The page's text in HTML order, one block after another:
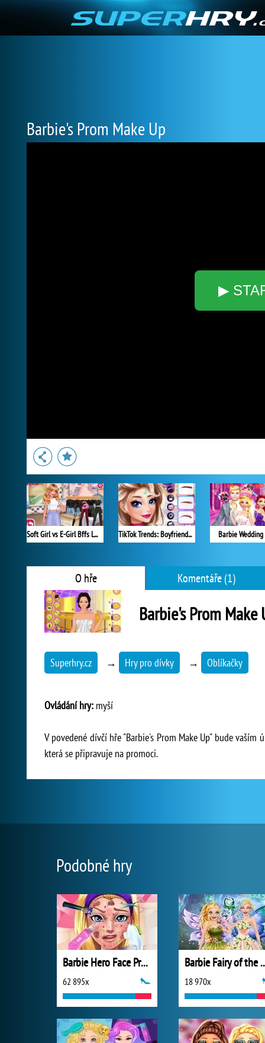
Barbie's Prom Make Up
▶
Soft Girl vs E-Girl Bffs Looks TikTok Trends: Boyfriend Fashion Barbie Wedding
O hře Komentáře (1)
Barbie's Prom Make
Superhry.cz → Hry pro dívky → Oblíkačky
Ovládání hry: myší
V povedené dívčí hře "Barbie's Prom Make Up" bude
která se připravuje na promoci.
Podobné hry
Barbie Hero Face Problem
62 895x
Barbie
18 970x